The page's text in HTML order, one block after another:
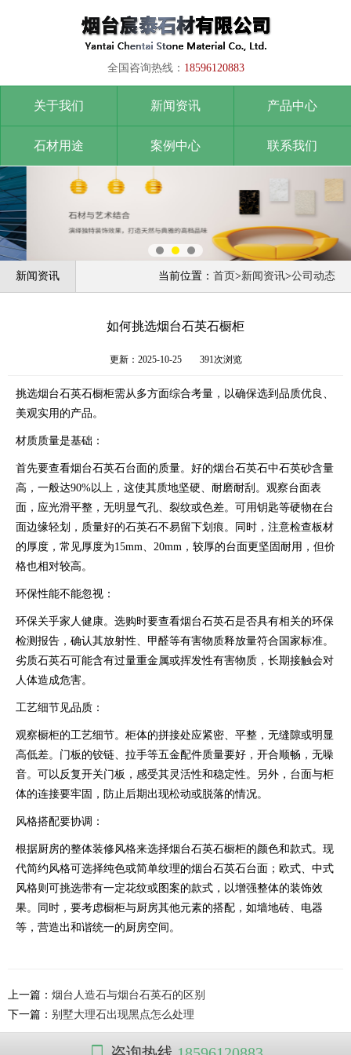
全国咨询热线： 18596120883
关于我们 新闻资讯 产品中心
石材用途 案例中心 联系我们
新闻资讯 当前位置： 首页>新闻资讯>公司动态
如何挑选烟台石英石橱柜
更新：2025-10-25 391次浏览
挑选烟台石英石橱柜需从多方面综合考量，以确保选到品质优良、
美观实用的产品。
材质质量是基础：
首先要查看烟台石英石台面的质量。好的烟台石英石中石英砂含量
高，一般达90%以上，这使其质地坚硬、耐磨耐刮。观察台面表
面，应光滑平整，无明显气孔、裂纹或色差。可用钥匙等硬物在台
面边缘轻划，质量好的石英石不易留下划痕。同时，注意检查板材
的厚度，常见厚度为15mm、20mm，较厚的台面更坚固耐用，但价
格也相对较高。
环保性能不能忽视：
环保关乎家人健康。选购时要查看烟台石英石是否具有相关的环保
检测报告，确认其放射性、甲醛等有害物质释放量符合国家标准。
劣质石英石可能含有过量重金属或挥发性有害物质，长期接触会对
人体造成危害。
工艺细节见品质：
观察橱柜的工艺细节。柜体的拼接处应紧密、平整，无缝隙或明显
高低差。门板的铰链、拉手等五金配件质量要好，开合顺畅，无噪
音。可以反复开关门板，感受其灵活性和稳定性。另外，台面与柜
体的连接要牢固，防止后期出现松动或脱落的情况。
风格搭配要协调：
根据厨房的整体装修风格来选择烟台石英石橱柜的颜色和款式。现
代简约风格可选择纯色或简单纹理的烟台石英石台面；欧式、中式
风格则可挑选带有一定花纹或图案的款式，以增强整体的装饰效
果。同时，要考虑橱柜与厨房其他元素的搭配，如墙地砖、电器
等，营造出和谐统一的厨房空间。
上一篇： 烟台人造石与烟台石英石的区别
下一篇： 别墅大理石出现黑点怎么处理